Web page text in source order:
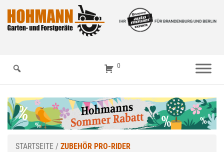
0
STARTSEITE / ZUBEHÖR PRO-RIDER